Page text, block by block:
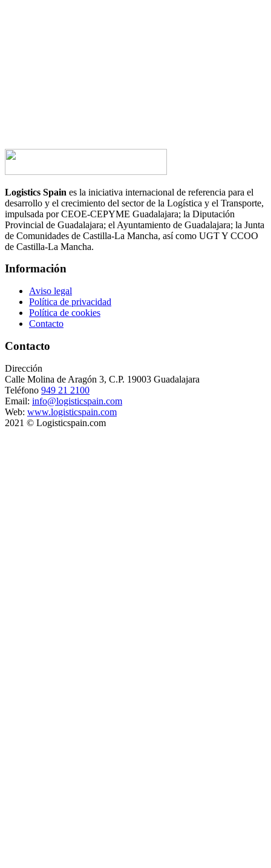
Logistics Spain es la iniciativa internacional de referencia para el
desarrollo y el crecimiento del sector de la Logística y el Transporte,
impulsada por CEOE-CEPYME Guadalajara; la Diputación
Provincial de Guadalajara; el Ayuntamiento de Guadalajara; la Junta
de Comunidades de Castilla-La Mancha, así como UGT Y CCOO
de Castilla-La Mancha.
Información
Aviso legal
Política de privacidad
Política de cookies
Contacto
Contacto
Dirección
Calle Molina de Aragón 3, C.P. 19003 Guadalajara
Teléfono 949 21 2100
Email: info@logisticspain.com
Web: www.logisticspain.com
2021 © Logisticspain.com